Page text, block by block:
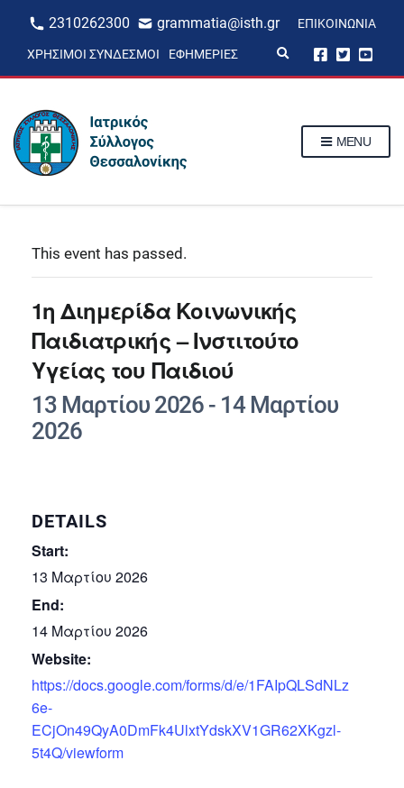
2310262300 grammatia@isth.gr ΕΠΙΚΟΙΝΩΝΊΑ
ΧΡΉΣΙΜΟΙ ΣΎΝΔΕΣΜΟΙ ΕΦΗΜΕΡΊΕΣ
p
MENU
This event has passed.
1η Διημερίδα Κοινωνικής
Παιδιατρικής – Ινστιτούτο
Υγείας του Παιδιού
13 Μαρτίου 2026 - 14 Μαρτίου
2026
DETAILS
Start:
13 Μαρτίου 2026
End:
14 Μαρτίου 2026
Website:
https://docs.google.com/forms/d/e/1FAIpQLSdNLz
6e-
ECjOn49QyA0DmFk4UlxtYdskXV1GR62XKgzl-
5t4Q/viewform